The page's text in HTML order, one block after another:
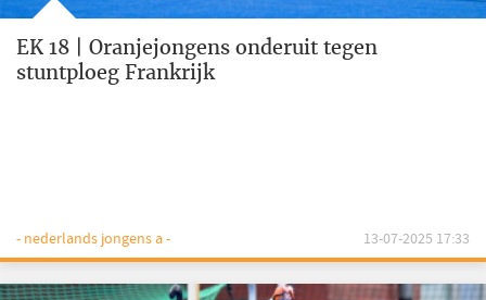
EK 18 | Oranjejongens onderuit tegen
stuntploeg Frankrijk
- nederlands jongens a - 13-07-2025 17:33